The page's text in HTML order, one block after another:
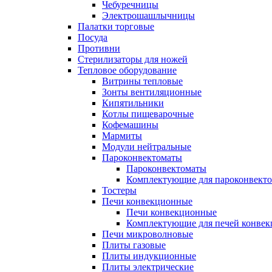
Чебуречницы
Электрошашлычницы
Палатки торговые
Посуда
Противни
Стерилизаторы для ножей
Тепловое оборудование
Витрины тепловые
Зонты вентиляционные
Кипятильники
Котлы пищеварочные
Кофемашины
Мармиты
Модули нейтральные
Пароконвектоматы
Пароконвектоматы
Комплектующие для
Тостеры
Печи конвекционные
Печи конвекционные
Комплектующие для печей
Печи микроволновые
Плиты газовые
Плиты индукционные
Плиты электрические